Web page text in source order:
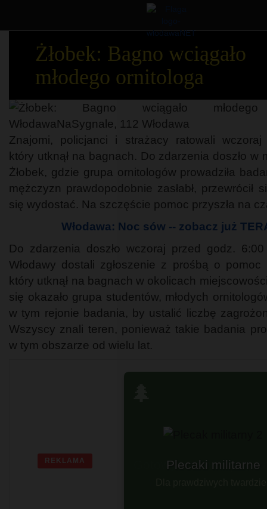
Żłobek: Bagno wciągało
młodego ornitologa
Znajomi, policjanci i strażacy ratowali wczoraj
który utknął na bagnach. Do zdarzenia doszło w
Żłobek, gdzie grupa ornitologów prowadziła
mężczyzn prawdopodobnie zasłabł, przewrócił
się wydostać. Na szczęście pomoc przyszła na
Włodawa: Noc sów -- zobacz już
Do zdarzenia doszło wczoraj przed godz.
Włodawy dostali zgłoszenie z prośbą o pomoc
który utknął na bagnach w okolicach
się okazało grupa studentów, młodych
w tym rejonie badania, by ustalić liczbę
Wszyscy znali teren, ponieważ takie badania
w tym obszarze od wielu lat.
REKLAMA Plecaki militarne